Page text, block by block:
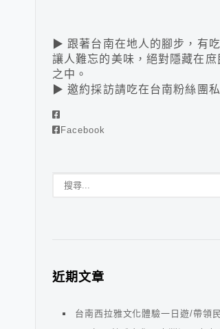
▶ 跟著台南在地人的腳步，有吃
讓人難忘的美味，絕對隱藏在庶
之中。
▶ 邀約採訪請吃在台南粉絲團
Facebook
近期文章
台南西拉雅文化體驗一日遊/帶領